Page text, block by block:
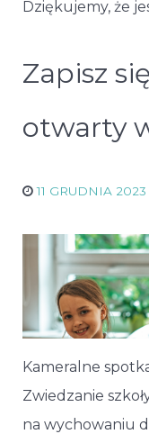
Dziękujemy, że
Zapisz
otwarty
11 GRUDNIA 2023
Kameralne
Zwiedzanie
na wychowaniu